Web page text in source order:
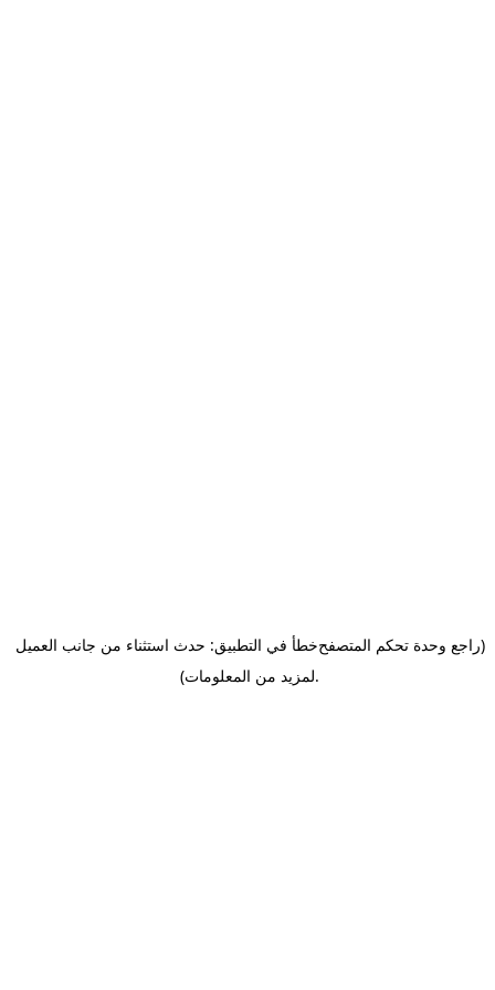
خطأ في التطبيق: حدث استثناء من جانب العميل(راجع وحدة تحكم المتصفح
لمزيد من المعلومات).